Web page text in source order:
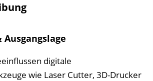
n
digitale
wie Laser Cutter, 3D-Drucker